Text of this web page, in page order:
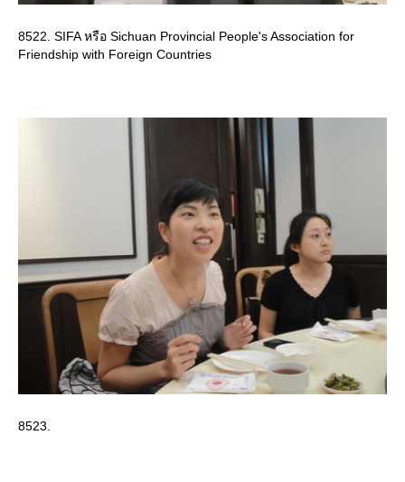
8522. SIFA หรือ Sichuan Provincial People's Association for
Friendship with Foreign Countries
8523.